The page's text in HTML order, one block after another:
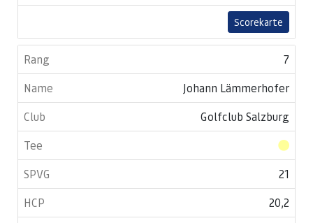
Scorekarte
7
Johann Lämmerhofer
Golfclub Salzburg
21
20,2